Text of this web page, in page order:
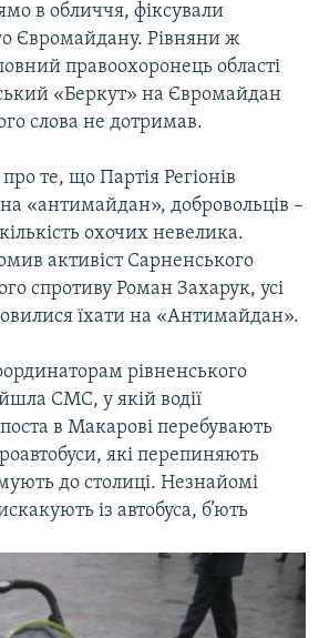
в обличчя, фіксували
Євромайдану. Рівняни ж
правоохоронець області
«Беркут» на Євромайдан
слова не дотримав.
те, що Партія Регіонів
«антимайдан», добровольців –
охочих невелика.
активіст Сарненського
спротиву Роман Захарук, усі
їхати на «Антимайдан».
рівненського
СМС, у якій водії
в Макарові перебувають
які перепиняють
до столиці. Незнайомі
із автобуса, б’ють